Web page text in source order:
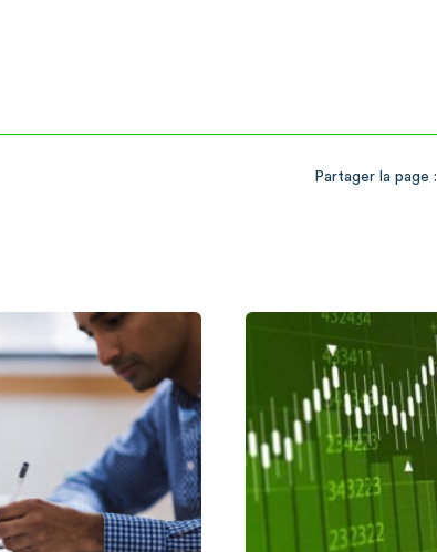
Partager la page :